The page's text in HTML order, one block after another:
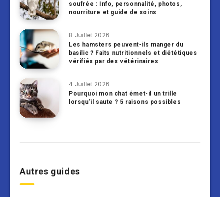
soufrée : Info, personnalité, photos,
nourriture et guide de soins
8 Juillet 2026
Les hamsters peuvent-ils manger du
basilic ? Faits nutritionnels et diététiques
vérifiés par des vétérinaires
4 Juillet 2026
Pourquoi mon chat émet-il un trille
lorsqu’il saute ? 5 raisons possibles
Autres guides